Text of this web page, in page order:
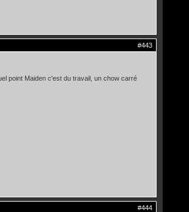
#443
point Maiden c'est du travail, un chow carré
#444